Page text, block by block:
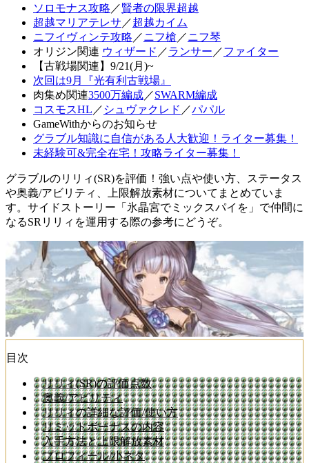
ソロモナス攻略 ／賢者の限界超越
超越マリアテレサ ／超越カイム
ニフイヴィンテ攻略 ／ニフ槍 ／ニフ琴
オリジン関連 ウィザード ／ランサー ／ファイター
【古戦場関連】9/21(月)~
次回は9月『光有利古戦場』
肉集め関連3500万編成／SWARM編成
コスモスHL ／ シュヴァクレド ／パパル
GameWithからのお知らせ
グラブル知識に自信がある人大歓迎！ライター募集！
未経験可&完全在宅！攻略ライター募集！
グラブルのリリィ(SR)を評価！強い点や使い方、ステータス
や奥義/アビリティ、上限解放素材についてまとめていま
す。サイドストーリー「氷晶宮でミックスパイを」で仲間に
なるSRリリィを運用する際の参考にどうぞ。
目次
リリィ(SR)の評価点数
奥義/アビリティ
リリィの詳細な評価/使い方
リミットボーナスの内容
入手方法と上限解放素材
プロフィール/小ネタ